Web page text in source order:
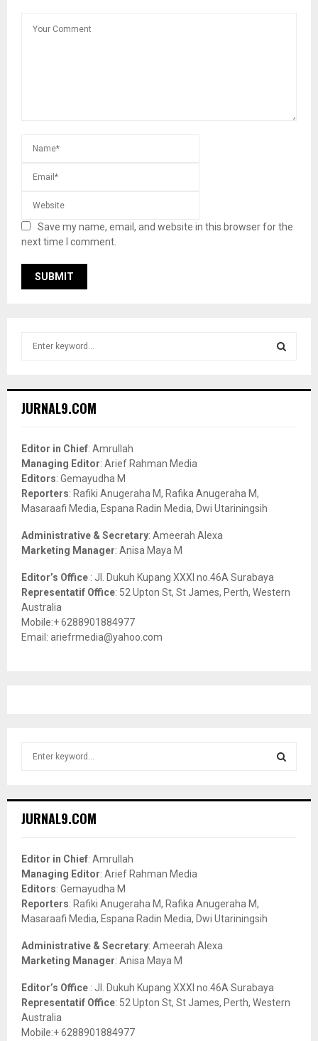
Save my name, email, and website in this browser for the
next time I comment.
h
o
r
:
JURNAL9.COM
Editor in Chief: Amrullah
Managing Editor: Arief Rahman Media
Editors: Gemayudha M
Reporters: Rafiki Anugeraha M, Rafika Anugeraha M,
Masaraafi Media, Espana Radin Media, Dwi Utariningsih
Administrative & Secretary: Ameerah Alexa
Marketing Manager: Anisa Maya M
Editor’s Office : Jl. Dukuh Kupang XXXI no.46A Surabaya
Representatif Office: 52 Upton St, St James, Perth, Western
Australia
Mobile:+ 6288901884977
Email: ariefrmedia@yahoo.com
h
o
r
:
JURNAL9.COM
Editor in Chief: Amrullah
Managing Editor: Arief Rahman Media
Editors: Gemayudha M
Reporters: Rafiki Anugeraha M, Rafika Anugeraha M,
Masaraafi Media, Espana Radin Media, Dwi Utariningsih
Administrative & Secretary: Ameerah Alexa
Marketing Manager: Anisa Maya M
Editor’s Office : Jl. Dukuh Kupang XXXI no.46A Surabaya
Representatif Office: 52 Upton St, St James, Perth, Western
Australia
Mobile:+ 6288901884977